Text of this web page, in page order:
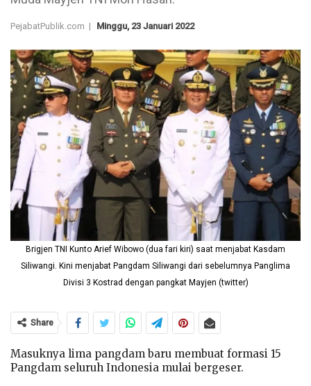
PejabatPublik.com | Minggu, 23 Januari 2022
Brigjen TNI Kunto Arief Wibowo (dua fari kiri) saat menjabat Kasdam
Siliwangi. Kini menjabat Pangdam Siliwangi dari sebelumnya Panglima
Divisi 3 Kostrad dengan pangkat Mayjen (twitter)
Share
Masuknya lima pangdam baru membuat formasi 15
Pangdam seluruh Indonesia mulai bergeser.